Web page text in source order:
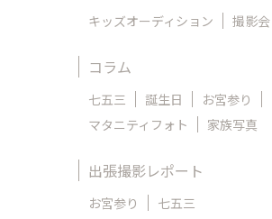
キッズオーディション 撮影会
コラム
七五三 誕生日 お宮参り
マタニティフォト
家族写真
出張撮影レポート
お宮参り 七五三